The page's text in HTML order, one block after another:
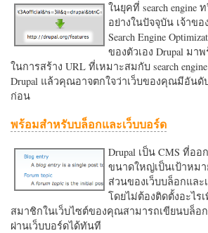
ในยุคที่ search
อย่างในปัจจุบัน เจ้าขอ
Search Engine
ของตัวเอง Drupal ม
ในการสร้าง URL ที่เหมาะสมกับ search
Drupal แล้วคุณอาจตกใจว่าเว็บของคุณมีอันดั
ก่อน
พร้อมสำหรับบล็อกและเว็บบอร์ด
Drupal เป็น CMS ที่อ
ขนาดใหญ่เป็นเป้าหมา
ส่วนของเว็บบล็อกและ
โดยไม่ต้องติดตั้งอะไร
สมาชิกในเว็บไซต์ของคุณสามารถเขียนบล็อ
ผ่านเว็บบอร์ดได้ทันที